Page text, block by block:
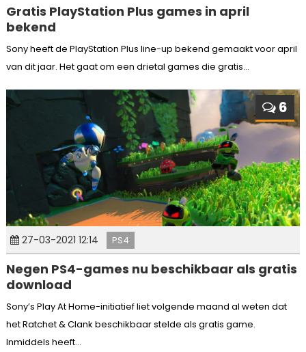
Gratis PlayStation Plus games in april
bekend
Sony heeft de PlayStation Plus line-up bekend gemaakt voor april
van dit jaar. Het gaat om een drietal games die gratis...
6
27-03-2021 12:14 PS4
Negen PS4-games nu beschikbaar als gratis
download
Sony’s Play At Home-initiatief liet volgende maand al weten dat
het Ratchet & Clank beschikbaar stelde als gratis game.
Inmiddels heeft...